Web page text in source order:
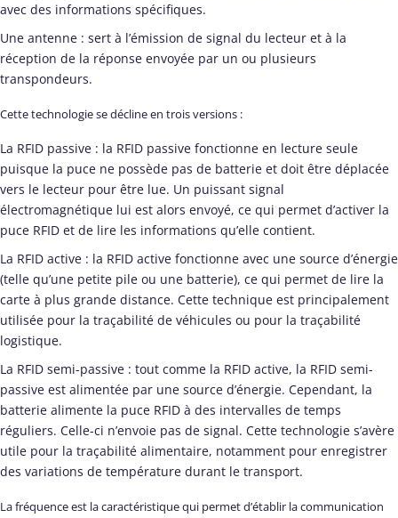
avec des informations spécifiques.
Une antenne : sert à l’émission de signal du lecteur et à la
réception de la réponse envoyée par un ou plusieurs
transpondeurs.
Cette technologie se décline en trois versions :
La RFID passive : la RFID passive fonctionne en lecture seule
puisque la puce ne possède pas de batterie et doit être déplacée
vers le lecteur pour être lue. Un puissant signal
électromagnétique lui est alors envoyé, ce qui permet d’activer la
puce RFID et de lire les informations qu’elle contient.
La RFID active : la RFID active fonctionne avec une source d’énergie
(telle qu’une petite pile ou une batterie), ce qui permet de lire la
carte à plus grande distance. Cette technique est principalement
utilisée pour la traçabilité de véhicules ou pour la traçabilité
logistique.
La RFID semi-passive : tout comme la RFID active, la RFID semi-
passive est alimentée par une source d’énergie. Cependant, la
batterie alimente la puce RFID à des intervalles de temps
réguliers. Celle-ci n’envoie pas de signal. Cette technologie s’avère
utile pour la traçabilité alimentaire, notamment pour enregistrer
des variations de température durant le transport.
La fréquence est la caractéristique qui permet d’établir la communication